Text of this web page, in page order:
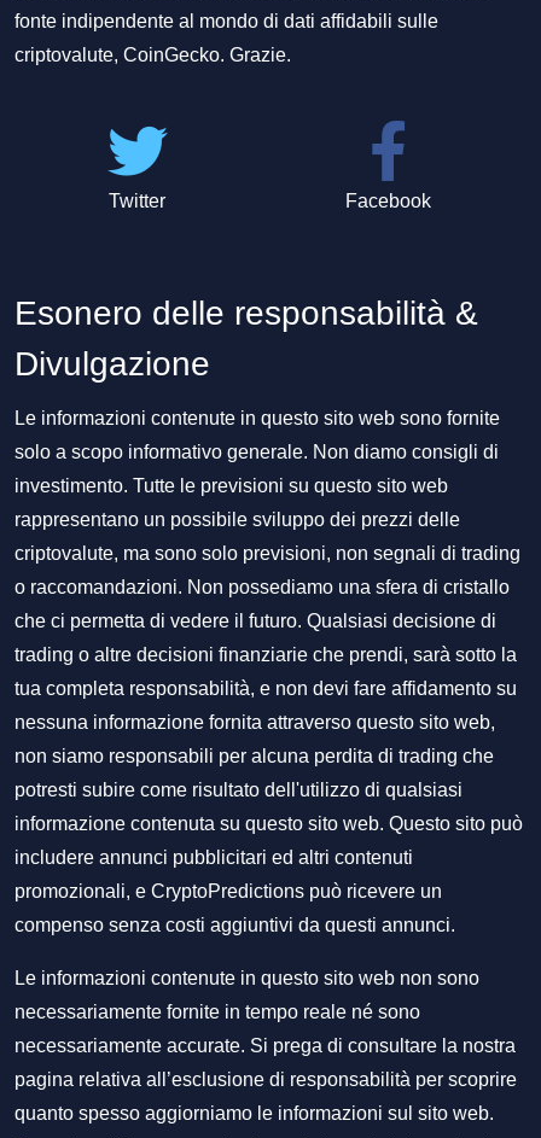
fonte indipendente al mondo di dati affidabili sulle
criptovalute, CoinGecko. Grazie.
Twitter Facebook
Esonero delle responsabilità &
Divulgazione
Le informazioni contenute in questo sito web sono fornite
solo a scopo informativo generale. Non diamo consigli di
investimento. Tutte le previsioni su questo sito web
rappresentano un possibile sviluppo dei prezzi delle
criptovalute, ma sono solo previsioni, non segnali di trading
o raccomandazioni. Non possediamo una sfera di cristallo
che ci permetta di vedere il futuro. Qualsiasi decisione di
trading o altre decisioni finanziarie che prendi, sarà sotto la
tua completa responsabilità, e non devi fare affidamento su
nessuna informazione fornita attraverso questo sito web,
non siamo responsabili per alcuna perdita di trading che
potresti subire come risultato dell'utilizzo di qualsiasi
informazione contenuta su questo sito web. Questo sito può
includere annunci pubblicitari ed altri contenuti
promozionali, e CryptoPredictions può ricevere un
compenso senza costi aggiuntivi da questi annunci.
Le informazioni contenute in questo sito web non sono
necessariamente fornite in tempo reale né sono
necessariamente accurate. Si prega di consultare la nostra
pagina relativa all’esclusione di responsabilità per scoprire
quanto spesso aggiorniamo le informazioni sul sito web.